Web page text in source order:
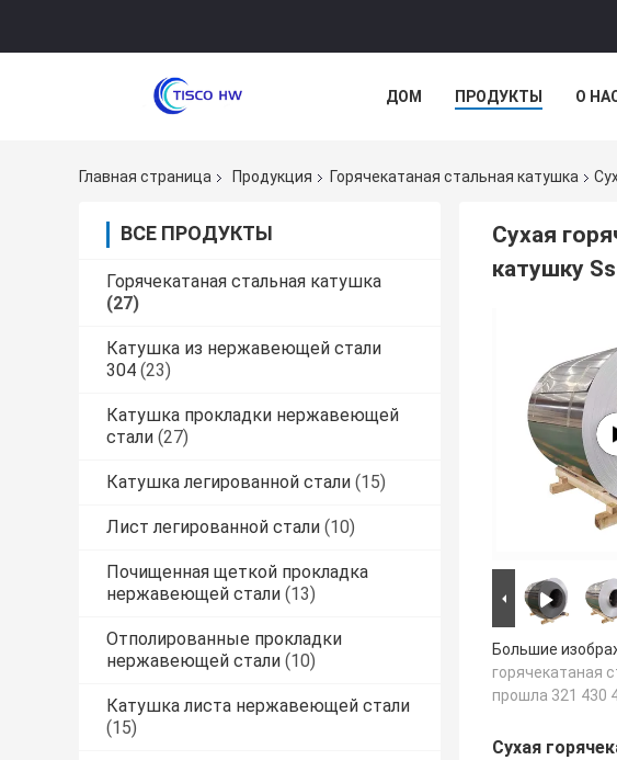
ДОМ ПРОДУКТЫ О
Главная страница Продукция Горячекатаная стальная катушка
ВСЕ ПРОДУКТЫ
Горячекатаная стальная катушка
(27)
Катушка из нержавеющей стали
304 (23)
Катушка прокладки нержавеющей
стали (27)
Катушка легированной стали (15)
Лист легированной стали (10)
Почищенная щеткой прокладка
нержавеющей стали (13)
Отполированные прокладки
нержавеющей стали (10)
Катушка листа нержавеющей стали
(15)
Сухая
катушку
Большие
горячекатаная
прошла 321 430
Сухая